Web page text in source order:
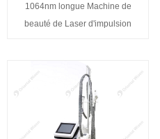
1064nm longue Machine de
beauté de Laser d'impulsion